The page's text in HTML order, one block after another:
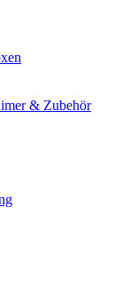
& Zubehör